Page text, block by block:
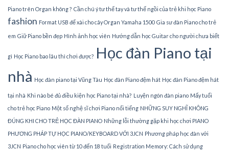
Piano trên Organ không ? Cần chú ý tư thế tay và tư thế ngồi của trẻ khi học Piano
fashion Format USB để xài cho cây Organ Yamaha 1500 Gia sư đàn Piano cho trẻ
em Giữ Piano bền đẹp Hình ảnh học viên Hướng dẫn học Guitar cho người chưa biết
gì Học Piano bao lâu thì chơi được? Học đàn Piano tại
nhà Học đàn piano tại Vũng Tàu Học đàn Piano đệm hát Học đàn Piano đệm hát
tại nhà Khi nào bé đủ điều kiện học Piano tại nhà? Luyện ngón đàn piano Mấy tuổi
cho trẻ học Piano Một số nghệ sĩ chơi Piano nổi tiếng NHỮNG SUY NGHĨ KHÔNG
ĐÚNG KHI CHO TRẺ HỌC ĐÀN PIANO Những lỗi thường gặp khi học chơi PIANO
PHƯƠNG PHÁP TỰ HỌC PIANO/KEYBOARD VỚI 3JCN Phương pháp học đàn với
3JCN Piano cho học viên từ 10 đến 18 tuổi Registration Memory: Cách sử dụng